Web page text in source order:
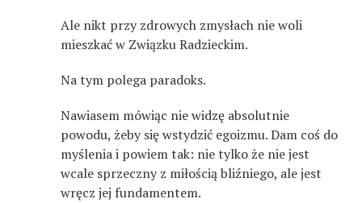
Ale nikt przy zdrowych zmysłach nie woli
mieszkać w Związku Radzieckim.
Na tym polega paradoks.
Nawiasem mówiąc nie widzę absolutnie
powodu, żeby się wstydzić egoizmu. Dam coś do
myślenia i powiem tak: nie tylko że nie jest
wcale sprzeczny z miłością bliźniego, ale jest
wręcz jej fundamentem.